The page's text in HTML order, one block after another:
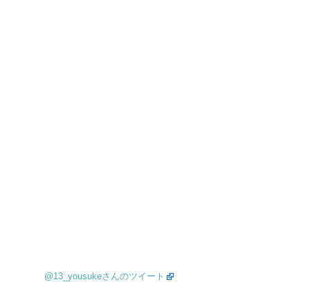
@13_yousukeさんのツイート